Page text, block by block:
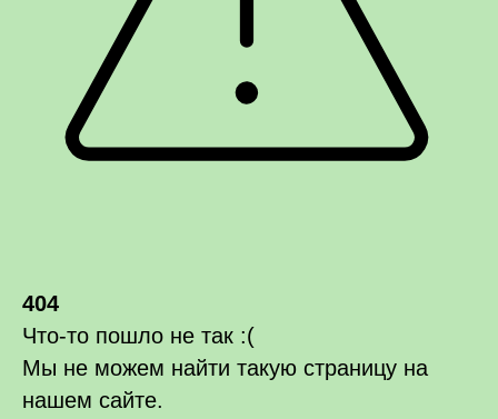
404
Что-то пошло не так :(
Мы не можем найти такую страницу на
нашем сайте.